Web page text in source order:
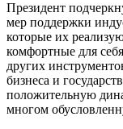
Президент
мер поддержки
которые их
комфортные для
других
бизнеса и
положительную
многом